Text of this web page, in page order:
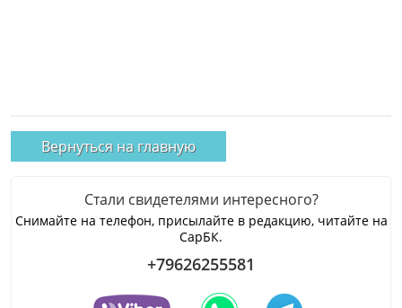
Вернуться на главную
Стали свидетелями интересного?
Снимайте на телефон, присылайте в редакцию, читайте на
СарБК.
+79626255581